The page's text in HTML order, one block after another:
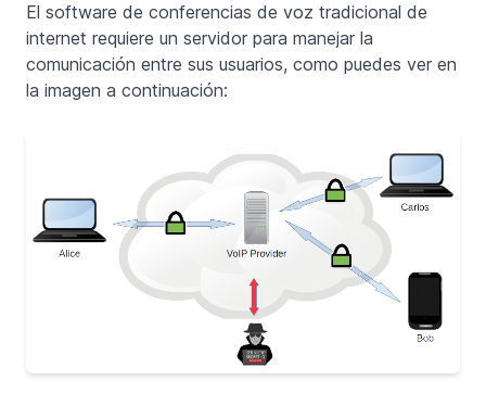
El software de conferencias de voz tradicional de
internet requiere un servidor para manejar la
comunicación entre sus usuarios, como puedes ver en
la imagen a continuación: